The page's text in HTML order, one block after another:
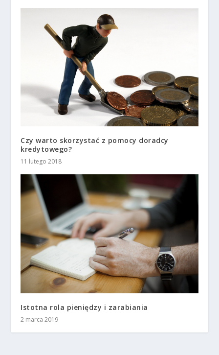
Czy warto skorzystać z pomocy doradcy
kredytowego?
11 lutego 2018
Istotna rola pieniędzy i zarabiania
2 marca 2019